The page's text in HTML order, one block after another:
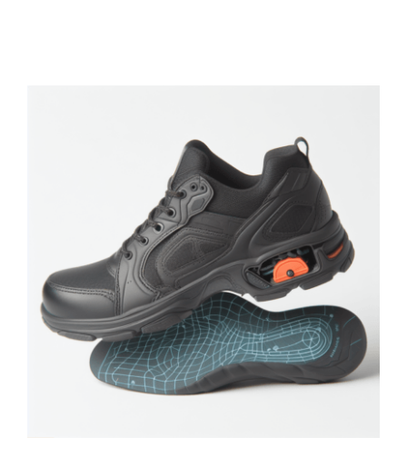
Was bedeutet
„sensomotorisch“ bei
einer Arbeitsschuh-
Einlage?
Arbeitsschuhe FAQs